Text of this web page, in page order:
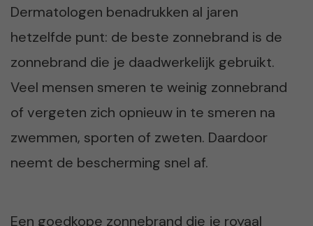
Dermatologen benadrukken al jaren
hetzelfde punt: de beste zonnebrand is de
zonnebrand die je daadwerkelijk gebruikt.
Veel mensen smeren te weinig zonnebrand
of vergeten zich opnieuw in te smeren na
zwemmen, sporten of zweten. Daardoor
neemt de bescherming snel af.
Een goedkope zonnebrand die je royaal